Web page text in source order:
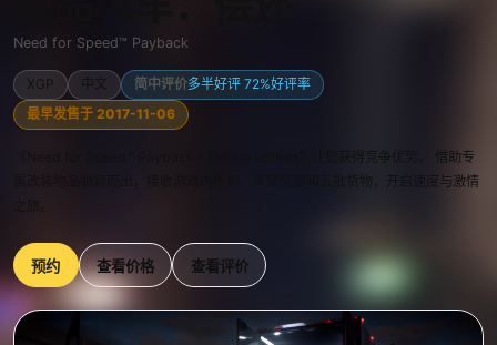
Need for Speed™ Payback
XGP 中文 简中评价多半好评 72%好评率
最早发售于 2017-11-06
《Need for Speed™ Payback - Deluxe Edition》让您获得竞争优势。 借助专
属改装物品脱颖而出，接收游戏内折扣、声望奖励和五批货物，开启速度与激情
预约 查看价格 查看评价